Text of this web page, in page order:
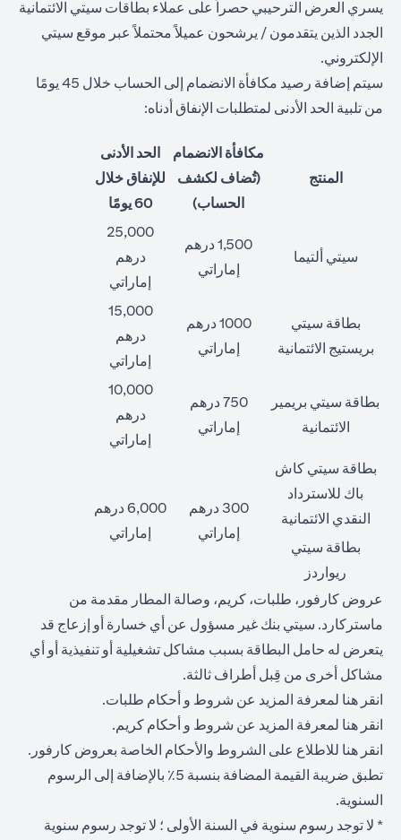
يسري العرض الترحيبي حصراً على عملاء بطاقات سيتي الائتمانية
الجدد الذين يتقدمون / يرشحون عميلاً محتملاً عبر موقع سيتي
الإلكتروني.
سيتم إضافة رصيد مكافأة الانضمام إلى الحساب خلال 45 يومًا
من تلبية الحد الأدنى لمتطلبات الإنفاق أدناه:
المنتج
مكافأة الانضمام
(تُضاف لكشف
الحساب)
الحد الأدنى
للإنفاق خلال
60 يومًا
سيتي ألتيما
1,500 درهم
إماراتي
25,000
درهم
إماراتي
بطاقة سيتي
بريستيج الائتمانية
1000 درهم
إماراتي
15,000
درهم
إماراتي
بطاقة سيتي بريمير
الائتمانية
750 درهم
إماراتي
10,000
درهم
إماراتي
بطاقة سيتي كاش
باك للاسترداد
النقدي الائتمانية
300 درهم
إماراتي
6,000 درهم
إماراتي
بطاقة سيتي
ريواردز
عروض كارفور، طلبات، كريم، وصالة المطار مقدمة من
ماستركارد. سيتي بنك غير مسؤول عن أي خسارة أو إزعاج قد
يتعرض له حامل البطاقة بسبب مشاكل تشغيلية أو تنفيذية أو أي
مشاكل أخرى من قِبل أطراف ثالثة.
انقر هنا لمعرفة المزيد عن شروط و أحكام طلبات.
انقر هنا لمعرفة المزيد عن شروط و أحكام كريم.
انقر هنا للاطلاع على الشروط والأحكام الخاصة بعروض كارفور.
تطبق ضريبة القيمة المضافة بنسبة 5٪ بالإضافة إلى الرسوم
السنوية.
* لا توجد رسوم سنوية في السنة الأولى ؛ لا توجد رسوم سنوية